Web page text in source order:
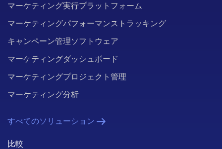
マーケティング実行プラットフォーム
マーケティングパフォーマンストラッキング
キャンペーン管理ソフトウェア
マーケティングダッシュボード
マーケティングプロジェクト管理
マーケティング分析
すべてのソリューション
比較